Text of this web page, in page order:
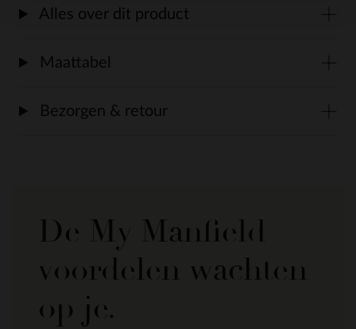
Alles over dit product
Maattabel
Bezorgen & retour
De My Manfield
voordelen wachten
op je.